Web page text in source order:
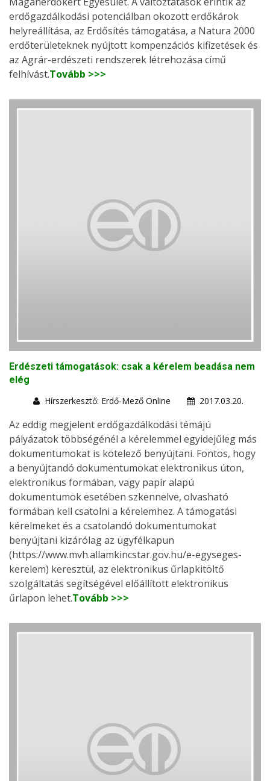
erdőgazdálkodási potenciálban okozott erdőkárok
helyreállítása, az Erdősítés támogatása, a Natura 2000
erdőterületeknek nyújtott kompenzációs kifizetések és
az Agrár-erdészeti rendszerek létrehozása című
felhívást.Tovább >>>
Erdészeti támogatások: csak a kérelem beadása nem
elég
Hírszerkesztő: Erdő-Mező Online
2017.03.20.
Az eddig megjelent erdőgazdálkodási témájú
pályázatok többségénél a kérelemmel egyidejűleg más
dokumentumokat is kötelező benyújtani. Fontos, hogy
a benyújtandó dokumentumokat elektronikus úton,
elektronikus formában, vagy papír alapú
dokumentumok esetében szkennelve, olvasható
formában kell csatolni a kérelemhez. A támogatási
kérelmeket és a csatolandó dokumentumokat
benyújtani kizárólag az ügyfélkapun
(https://www.mvh.allamkincstar.gov.hu/e-egyseges-
kerelem) keresztül, az elektronikus űrlapkitöltő
szolgáltatás segítségével előállított elektronikus
űrlapon lehet.Tovább >>>